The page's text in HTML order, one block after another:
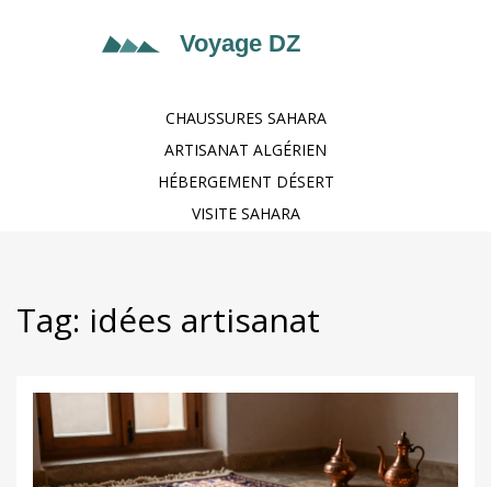
CHAUSSURES SAHARA
ARTISANAT ALGÉRIEN
HÉBERGEMENT DÉSERT
VISITE SAHARA
Tag: idées artisanat